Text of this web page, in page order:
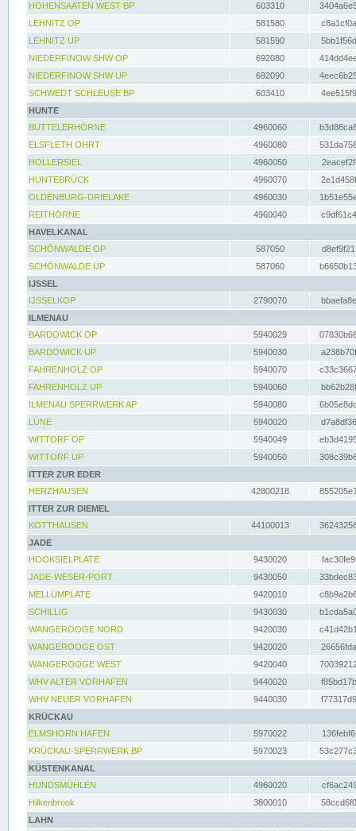
HOHENSAATEN WEST BP
603310
LEHNITZ OP
581580
LEHNITZ UP
581590
NIEDERFINOW SHW OP
692080
NIEDERFINOW SHW UP
692090
SCHWEDT SCHLEUSE BP
603410
HUNTE
BUTTELERHÖRNE
4960060
ELSFLETH OHRT
4960080
HOLLERSIEL
4960050
HUNTEBRÜCK
4960070
OLDENBURG-DRIELAKE
4960030
REITHÖRNE
4960040
HAVELKANAL
SCHÖNWALDE OP
587050
SCHÖNWALDE UP
587060
IJSSEL
IJSSELKOP
2790070
ILMENAU
BARDOWICK OP
5940029
BARDOWICK UP
5940030
FAHRENHOLZ OP
5940070
FAHRENHOLZ UP
5940060
ILMENAU SPERRWERK AP
5940080
LÜNE
5940020
WITTORF OP
5940049
WITTORF UP
5940050
ITTER ZUR EDER
HERZHAUSEN
42800218
ITTER ZUR DIEMEL
KOTTHAUSEN
44100013
JADE
HOOKSIELPLATE
9430020
JADE-WESER-PORT
9430050
MELLUMPLATE
9420010
SCHILLIG
9430030
WANGEROOGE NORD
9420030
WANGEROOGE OST
9420020
WANGEROOGE WEST
9420040
WHV ALTER VORHAFEN
9440020
WHV NEUER VORHAFEN
9440030
KRÜCKAU
ELMSHORN HAFEN
5970022
KRÜCKAU-SPERRWERK BP
5970023
KÜSTENKANAL
HUNDSMÜHLEN
4960020
Hilkenbrook
3800010
LAHN